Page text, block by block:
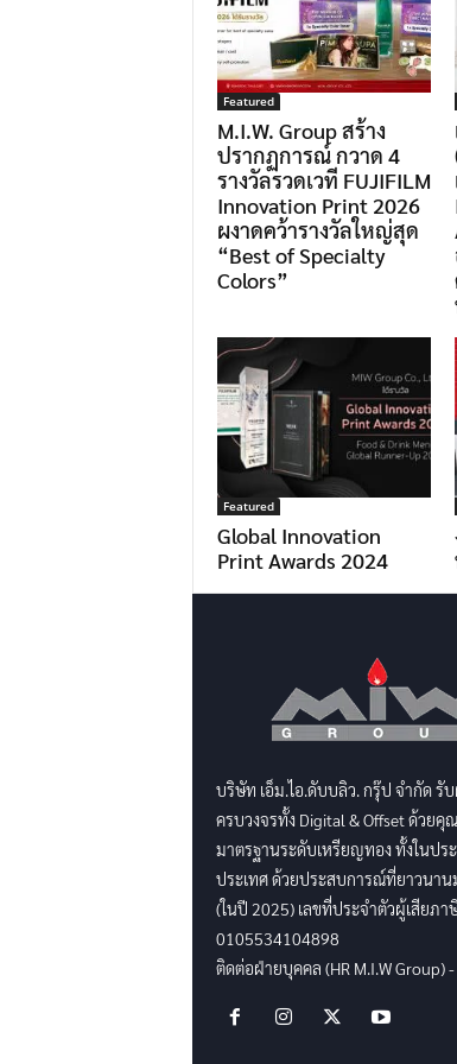
Featured
M.I.W. Group สร้าง
ปรากฏการณ์ กวาด 4
รางวัลรวดเวที FUJIFILM
Innovation Print 2026
ผงาดคว้ารางวัลใหญ่สุด
“Best of Specialty
Colors”
Featured
Global Innovation
Print Awards 2024
บริษัท เอ็ม.ไอ.ดับบลิว. กรุ๊ป จำกัด รั
ครบวงจรทั้ง Digital & Offset ด้วยคุ
มาตรฐานระดับเหรียญทอง ทั้งในปร
ประเทศ ด้วยประสบการณ์ที่ยาวนาน
(ในปี 2025) เลขที่ประจำตัวผู้เสียภา
0105534104898
ติดต่อฝ่ายบุคคล (HR M.I.W Group)